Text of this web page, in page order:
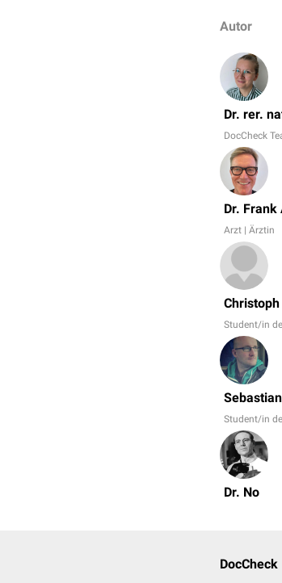
Autor
Dr. rer.
DocCheck
Dr.
Arzt | Ärztin
Student/in
Student/in
Dr. No
DocCheck